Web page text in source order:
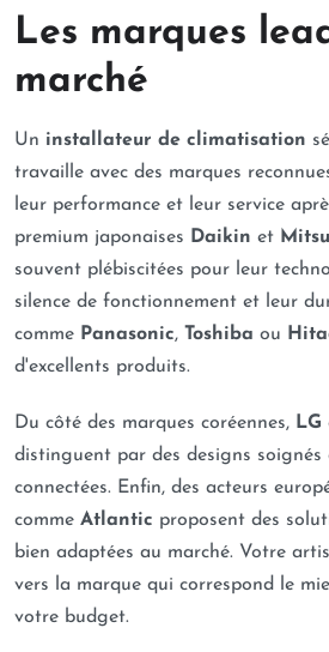
Les marques
marché
Un installateur de climatisation
travaille avec des marques
leur performance et leur service
premium japonaises Daikin et
souvent plébiscitées pour leur
silence de fonctionnement et leur
comme Panasonic, Toshiba ou
d'excellents produits.
Du côté des marques coréennes, LG
distinguent par des designs soignés
connectées. Enfin, des acteurs
comme Atlantic proposent des
bien adaptées au marché. Votre
vers la marque qui correspond le
votre budget.